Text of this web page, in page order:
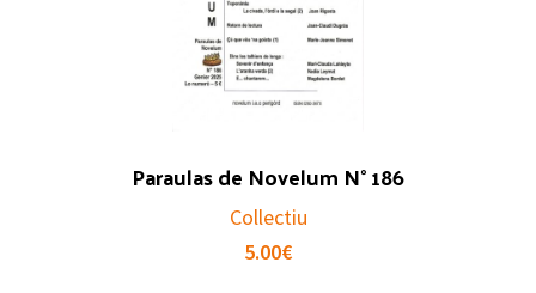
Paraulas de Novelum N° 186
Collectiu
5.00€